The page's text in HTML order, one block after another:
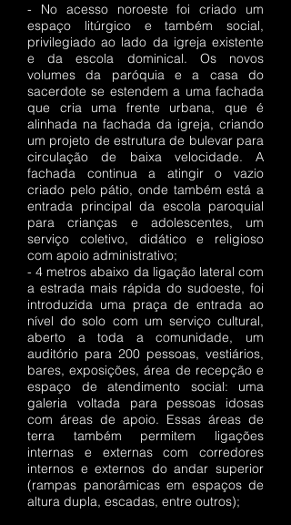
- No acesso noroeste foi criado um
espaço litúrgico e também social,
privilegiado ao lado da igreja existente
e da escola dominical. Os novos
volumes da paróquia e a casa do
sacerdote se estendem a uma fachada
que cria uma frente urbana, que é
alinhada na fachada da igreja, criando
um projeto de estrutura de bulevar para
circulação de baixa velocidade. A
fachada continua a atingir o vazio
criado pelo pátio, onde também está a
entrada principal da escola paroquial
para crianças e adolescentes, um
serviço coletivo, didático e religioso
com apoio administrativo;
- 4 metros abaixo da ligação lateral com
a estrada mais rápida do sudoeste, foi
introduzida uma praça de entrada ao
nível do solo com um serviço cultural,
aberto a toda a comunidade, um
auditório para 200 pessoas, vestiários,
bares, exposições, área de recepção e
espaço de atendimento social: uma
galeria voltada para pessoas idosas
com áreas de apoio. Essas áreas de
terra também permitem ligações
internas e externas com corredores
internos e externos do andar superior
(rampas panorâmicas em espaços de
altura dupla, escadas, entre outros);